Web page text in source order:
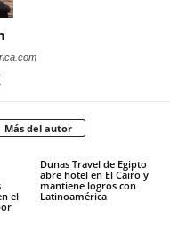
Más del autor
el
Dunas Travel de Egipto
abre hotel en El Cairo y
mantiene logros con
Latinoamérica